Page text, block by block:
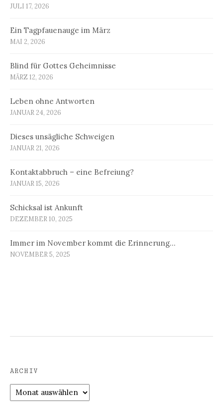
JULI 17, 2026
Ein Tagpfauenauge im März
MAI 2, 2026
Blind für Gottes Geheimnisse
MÄRZ 12, 2026
Leben ohne Antworten
JANUAR 24, 2026
Dieses unsägliche Schweigen
JANUAR 21, 2026
Kontaktabbruch – eine Befreiung?
JANUAR 15, 2026
Schicksal ist Ankunft
DEZEMBER 10, 2025
Immer im November kommt die Erinnerung…
NOVEMBER 5, 2025
ARCHIV
Archiv